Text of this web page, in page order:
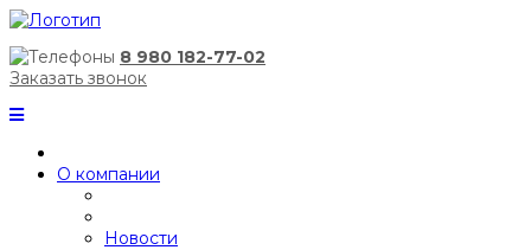
8 980 182-77-02
Заказать звонок
О компании
Новости